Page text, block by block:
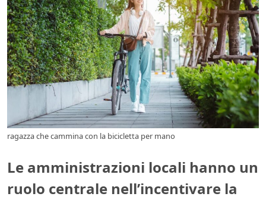
ragazza che cammina con la bicicletta per mano
Le amministrazioni locali hanno un
ruolo centrale nell’incentivare la